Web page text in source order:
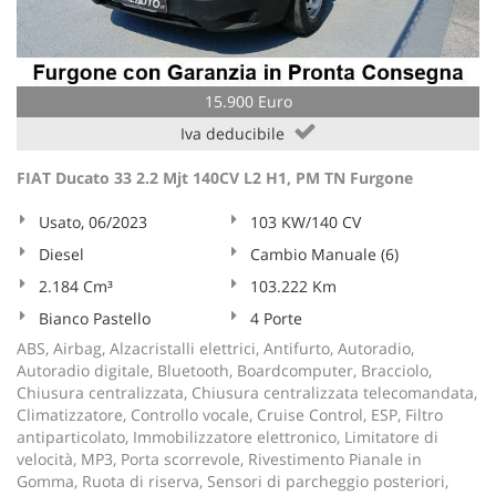
15.900 Euro
Iva deducibile
FIAT Ducato 33 2.2 Mjt 140CV L2 H1, PM TN Furgone
Usato, 06/2023
103 KW/140 CV
Diesel
Cambio Manuale (6)
2.184 Cm³
103.222 Km
Bianco Pastello
4 Porte
ABS, Airbag, Alzacristalli elettrici, Antifurto, Autoradio,
Autoradio digitale, Bluetooth, Boardcomputer, Bracciolo,
Chiusura centralizzata, Chiusura centralizzata telecomandata,
Climatizzatore, Controllo vocale, Cruise Control, ESP, Filtro
antiparticolato, Immobilizzatore elettronico, Limitatore di
velocità, MP3, Porta scorrevole, Rivestimento Pianale in
Gomma, Ruota di riserva, Sensori di parcheggio posteriori,
impostazioni